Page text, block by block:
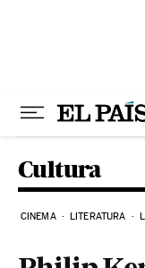
Cultura
CINEMA LITERATURA